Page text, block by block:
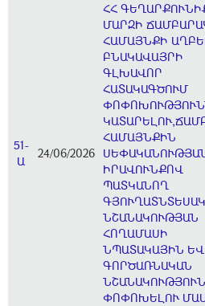
51-
Ա
24/06/2026
ՀՀ
ՄԱՐԶԻ
ՀԱՄԱՅՆՔԻ
ԲՆԱԿԱՎԱՅՐԻ
ԳԼԽԱՎՈՐ
ՀԱՏԱԿԱԳԾՈՒՄ
ՀԱՄԱՅՆՔԻՆ
ԻՐԱՎՈՒՆՔՈՎ
ՊԱՏԿԱՆՈՂ
ՆՇԱՆԱԿՈՒԹՅԱՆ
ՀՈՂԱՄԱՍԻ
ՆՊԱՏԱԿԱՅԻՆ ԵՎ
ԳՈՐԾԱՌՆԱԿԱՆ
ՓՈՓՈԽԵԼՈՒ